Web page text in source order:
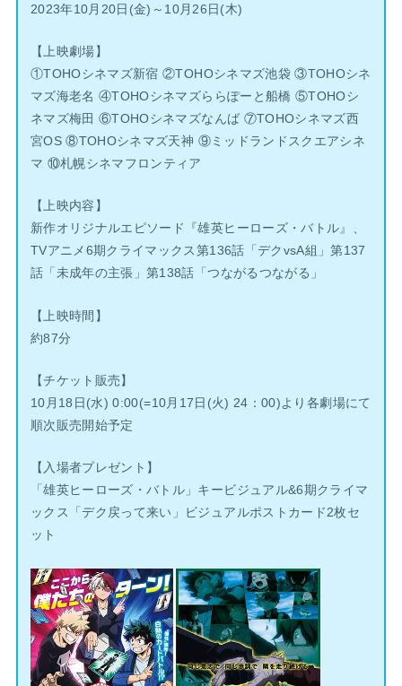
2023年10月20日(金)～10月26日(木)
【上映劇場】
①TOHOシネマズ新宿 ②TOHOシネマズ池袋 ③TOHOシネ
マズ海老名 ④TOHOシネマズららぽーと船橋 ⑤TOHOシ
ネマズ梅田 ⑥TOHOシネマズなんば ⑦TOHOシネマズ西
宮OS ⑧TOHOシネマズ天神 ⑨ミッドランドスクエアシネ
マ ⑩札幌シネマフロンティア
【上映内容】
新作オリジナルエピソード『雄英ヒーローズ・バトル』、
TVアニメ6期クライマックス第136話「デクvsA組」第137
話「未成年の主張」第138話「つながるつながる」
【上映時間】
約87分
【チケット販売】
10月18日(水) 0:00(=10月17日(火) 24：00)より各劇場にて
順次販売開始予定
【入場者プレゼント】
「雄英ヒーローズ・バトル」キービジュアル&6期クライマ
ックス「デク戻って来い」ビジュアルポストカード2枚セ
ット